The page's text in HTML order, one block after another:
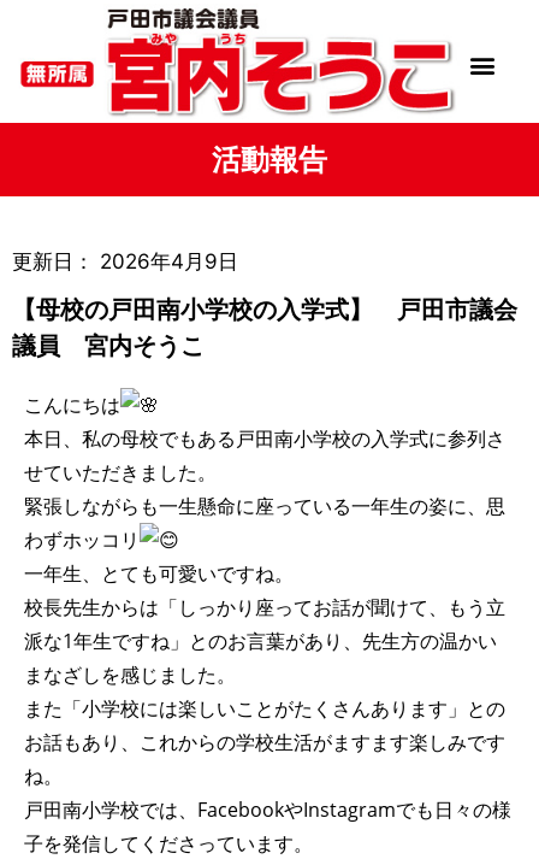
活動報告
更新日： 2026年4月9日
【母校の戸田南小学校の入学式】 戸田市議会
議員 宮内そうこ
こんにちは
本日、私の母校でもある戸田南小学校の入学式に参列さ
せていただきました。
緊張しながらも一生懸命に座っている一年生の姿に、思
わずホッコリ
一年生、とても可愛いですね。
校長先生からは「しっかり座ってお話が聞けて、もう立
派な1年生ですね」とのお言葉があり、先生方の温かい
まなざしを感じました。
また「小学校には楽しいことがたくさんあります」との
お話もあり、これからの学校生活がますます楽しみです
ね。
戸田南小学校では、FacebookやInstagramでも日々の様
子を発信してくださっています。